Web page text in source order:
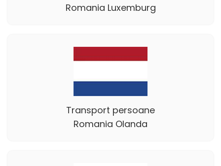
Romania Luxemburg
Transport persoane
Romania Olanda